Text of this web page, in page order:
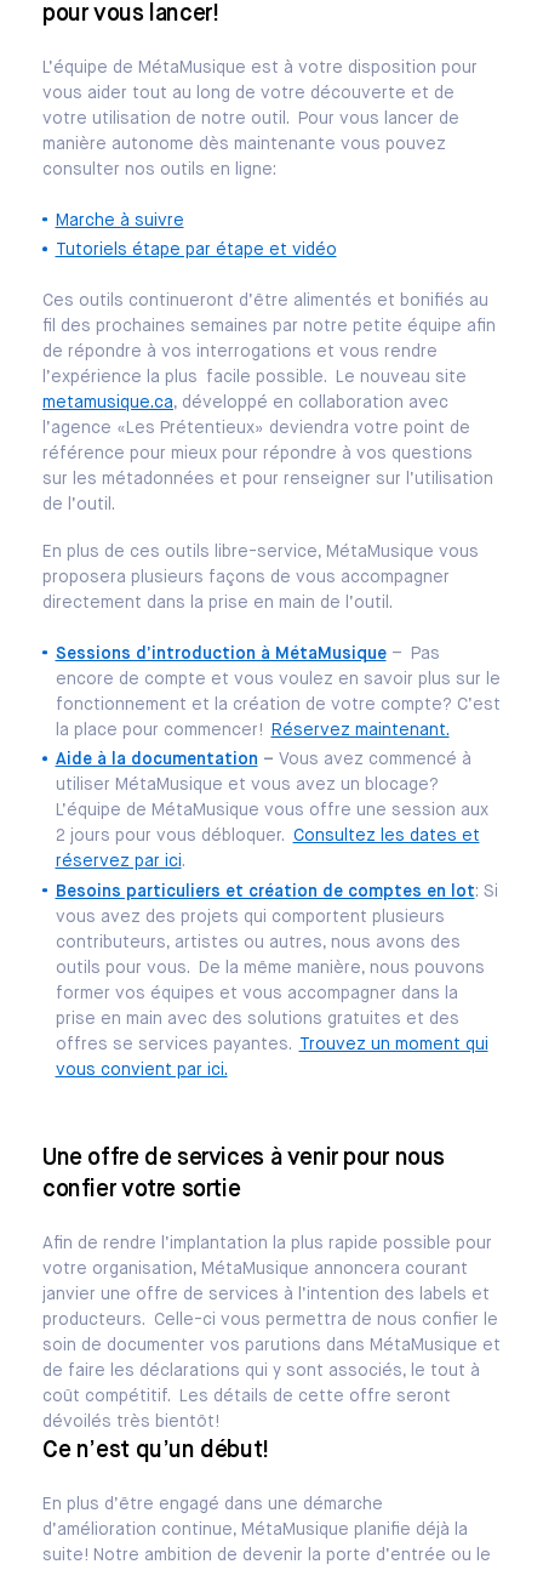
pour vous lancer!
L’équipe de MétaMusique est à votre disposition pour
vous aider tout au long de votre découverte et de
votre utilisation de notre outil. Pour vous lancer de
manière autonome dès maintenante vous pouvez
consulter nos outils en ligne:
Marche à suivre
Tutoriels étape par étape et vidéo
Ces outils continueront d’être alimentés et bonifiés au
fil des prochaines semaines par notre petite équipe afin
de répondre à vos interrogations et vous rendre
l’expérience la plus facile possible. Le nouveau site
metamusique.ca, développé en collaboration avec
l’agence «Les Prétentieux» deviendra votre point de
référence pour mieux pour répondre à vos questions
sur les métadonnées et pour renseigner sur l’utilisation
de l’outil.
En plus de ces outils libre-service, MétaMusique vous
proposera plusieurs façons de vous accompagner
directement dans la prise en main de l’outil.
Sessions d’introduction à MétaMusique– Pas
encore de compte et vous voulez en savoir plus sur le
fonctionnement et la création de votre compte? C’est
la place pour commencer!
Réservez maintenant.
Aide à la documentation – Vous avez commencé à
utiliser MétaMusique et vous avez un blocage?
L’équipe de MétaMusique vous offre une session aux
2 jours pour vous débloquer. Consultez les dates et
réservez par ici.
Besoins particuliers et création de comptes en lot: Si
vous avez des projets qui comportent plusieurs
contributeurs, artistes ou autres, nous avons des
outils pour vous. De la même manière, nous pouvons
former vos équipes et vous accompagner dans la
prise en main avec des solutions gratuites et des
offres se services payantes. Trouvez un moment qui
vous convient par ici.
Une offre de services à venir pour nous
confier votre sortie
Afin de rendre l’implantation la plus rapide possible pour
votre organisation, MétaMusique annoncera courant
janvier une offre de services à l’intention des labels et
producteurs. Celle-ci vous permettra de nous confier le
soin de documenter vos parutions dans MétaMusique et
de faire les déclarations qui y sont associés, le tout à
coût compétitif.
Les détails de cette offre seront
dévoilés très bientôt!
Ce n’est qu’un début!
En plus d’être engagé dans une démarche
d’amélioration continue, MétaMusique planifie déjà la
suite! Notre ambition de devenir la porte d’entrée ou le